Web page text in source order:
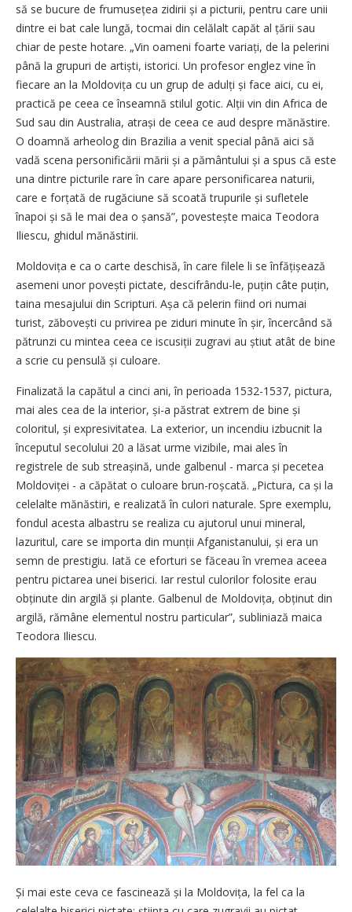
să se bucure de frumusețea zidirii și a picturii, pentru care unii
dintre ei bat cale lungă, tocmai din celălalt capăt al țării sau
chiar de peste hotare. „Vin oameni foarte variați, de la pelerini
până la grupuri de artiști, istorici. Un profesor englez vine în
fiecare an la Moldovița cu un grup de adulți și face aici, cu ei,
practică pe ceea ce înseamnă stilul gotic. Alții vin din Africa de
Sud sau din Australia, atrași de ceea ce aud despre mănăstire.
O doamnă arheolog din Brazilia a venit special până aici să
vadă scena personificării mării și a pământului și a spus că este
una dintre picturile rare în care apare personificarea naturii,
care e forțată de rugăciune să scoată trupurile și sufletele
înapoi și să le mai dea o șansă”, povestește maica Teodora
Iliescu, ghidul mănăstirii.
Moldovița e ca o carte deschisă, în care filele li se înfățișează
asemeni unor povești pictate, descifrându-le, puțin câte puțin,
taina mesajului din Scripturi. Așa că pelerin fiind ori numai
turist, zăbovești cu privirea pe ziduri minute în șir, încercând să
pătrunzi cu mintea ceea ce iscusiții zugravi au știut atât de bine
a scrie cu pensulă și culoare.
Finalizată la capătul a cinci ani, în perioada 1532-1537, pictura,
mai ales cea de la interior, și-a păstrat extrem de bine și
coloritul, și expresivitatea. La exterior, un incendiu izbucnit la
începutul secolului 20 a lăsat urme vizibile, mai ales în
registrele de sub streașină, unde galbenul - marca și pecetea
Moldoviței - a căpătat o culoare brun-roșcată. „Pictura, ca și la
celelalte mănăstiri, e realizată în culori naturale. Spre exemplu,
fondul acesta albastru se realiza cu ajutorul unui mineral,
lazuritul, care se importa din munții Afganistanului, și era un
semn de prestigiu. Iată ce eforturi se făceau în vremea aceea
pentru pictarea unei biserici. Iar restul culorilor folosite erau
obținute din argilă și plante. Galbenul de Moldovița, obținut din
argilă, rămâne elementul nostru particular”, subliniază maica
Teodora Iliescu.
Și mai este ceva ce fascinează și la Moldovița, la fel ca la